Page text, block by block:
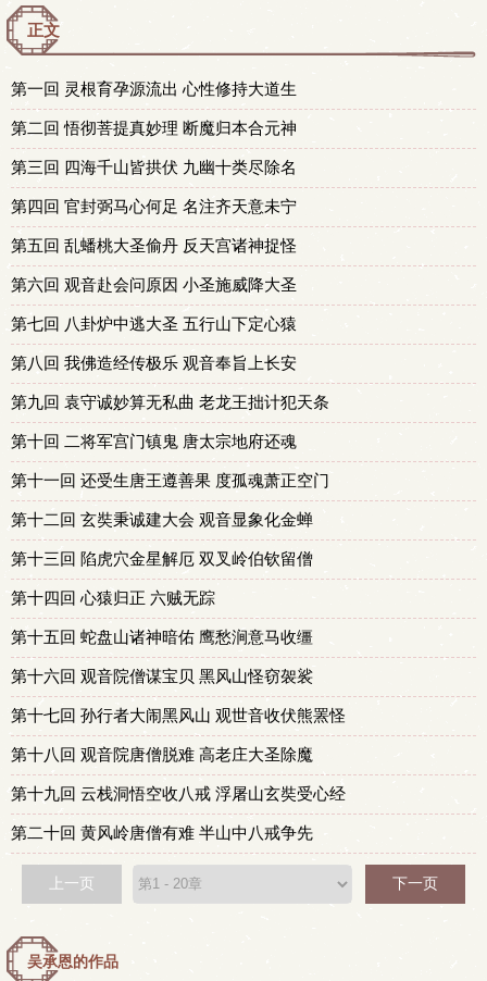
正文
第一回 灵根育孕源流出 心性修持大道生
第二回 悟彻菩提真妙理 断魔归本合元神
第三回 四海千山皆拱伏 九幽十类尽除名
第四回 官封弼马心何足 名注齐天意未宁
第五回 乱蟠桃大圣偷丹 反天宫诸神捉怪
第六回 观音赴会问原因 小圣施威降大圣
第七回 八卦炉中逃大圣 五行山下定心猿
第八回 我佛造经传极乐 观音奉旨上长安
第九回 袁守诚妙算无私曲 老龙王拙计犯天条
第十回 二将军宫门镇鬼 唐太宗地府还魂
第十一回 还受生唐王遵善果 度孤魂萧正空门
第十二回 玄奘秉诚建大会 观音显象化金蝉
第十三回 陷虎穴金星解厄 双叉岭伯钦留僧
第十四回 心猿归正 六贼无踪
第十五回 蛇盘山诸神暗佑 鹰愁涧意马收缰
第十六回 观音院僧谋宝贝 黑风山怪窃袈裟
第十七回 孙行者大闹黑风山 观世音收伏熊罴怪
第十八回 观音院唐僧脱难 高老庄大圣除魔
第十九回 云栈洞悟空收八戒 浮屠山玄奘受心经
第二十回 黄风岭唐僧有难 半山中八戒争先
上一页 下一页
吴承恩的作品